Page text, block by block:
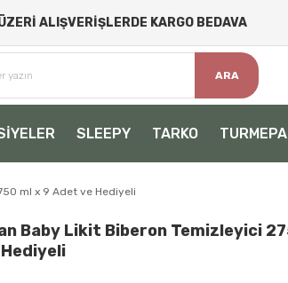
ALIŞVERİŞLERDE KARGO BEDAVA
ARA
SLEEPY TARKO TURMEPA
ml x 9 Adet ve Hediyeli
Baby Likit Biberon Temizleyici